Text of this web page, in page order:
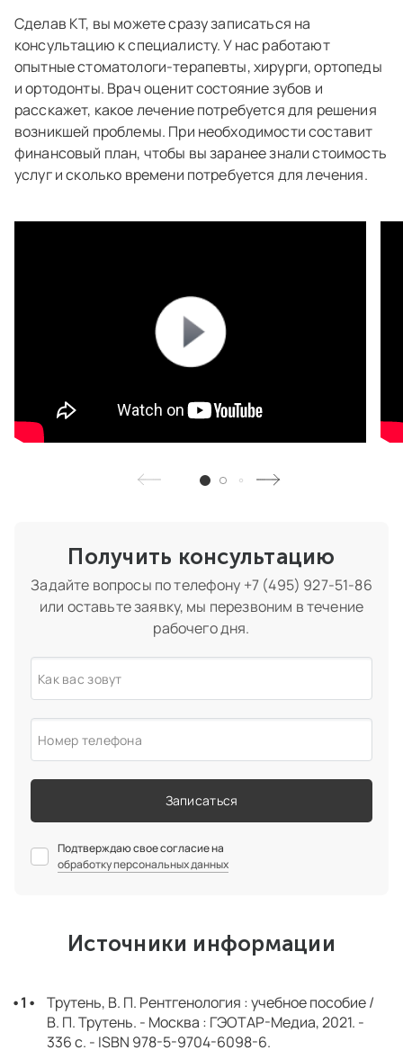
Сделав КТ, вы можете сразу записаться на
консультацию к специалисту. У нас работают
опытные стоматологи-терапевты, хирурги, ортопеды
и ортодонты. Врач оценит состояние зубов и
расскажет, какое лечение потребуется для решения
возникшей проблемы. При необходимости составит
финансовый план, чтобы вы заранее знали стоимость
услуг и сколько времени потребуется для лечения.
Получить консультацию
Задайте вопросы по телефону +7 (495) 927-51-86
или оставьте заявку, мы перезвоним в течение
рабочего дня.
Как вас зовут
Номер телефона
Записаться
Подтверждаю свое согласие на
обработку персональных данных
Источники информации
Трутень, В. П. Рентгенология : учебное пособие /
В. П. Трутень. - Москва : ГЭОТАР-Медиа, 2021. -
336 с. - ISBN 978-5-9704-6098-6.